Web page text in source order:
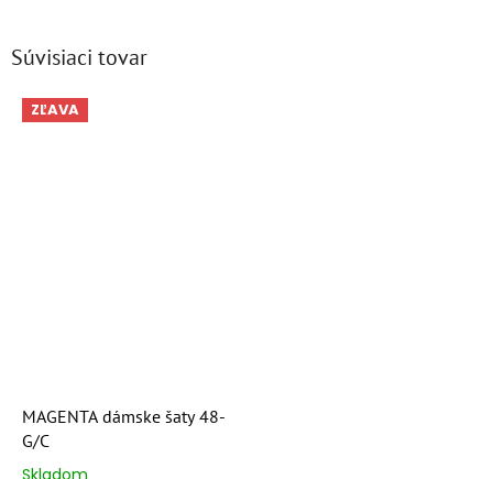
Súvisiaci tovar
ZĽAVA
MAGENTA dámske šaty 48-
G/C